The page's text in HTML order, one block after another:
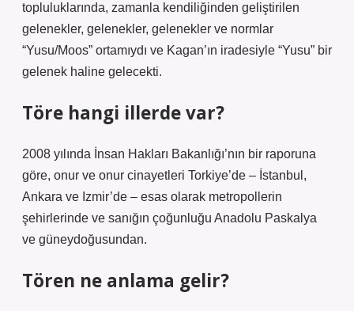
topluluklarında, zamanla kendiliğinden geliştirilen
gelenekler, gelenekler, gelenekler ve normlar
“Yusu/Moos” ortamıydı ve Kagan’ın iradesiyle “Yusu” bir
gelenek haline gelecekti.
Töre hangi illerde var?
2008 yılında İnsan Hakları Bakanlığı’nın bir raporuna
göre, onur ve onur cinayetleri Torkiye’de – İstanbul,
Ankara ve Izmir’de – esas olarak metropollerin
şehirlerinde ve sanığın çoğunluğu Anadolu Paskalya
ve güneydoğusundan.
Tören ne anlama gelir?